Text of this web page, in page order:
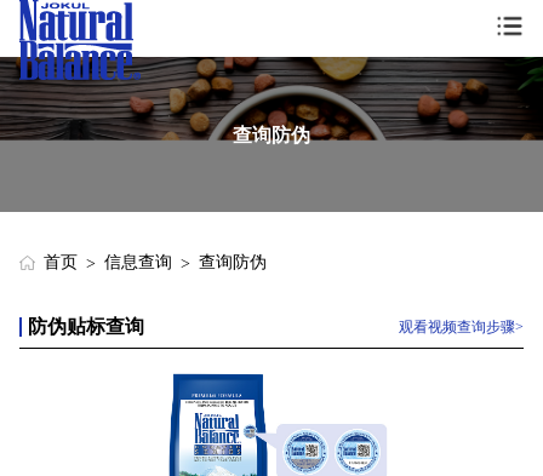
查询防伪
首页 > 信息查询 > 查询防伪
防伪贴标查询 观看视频查询步骤>